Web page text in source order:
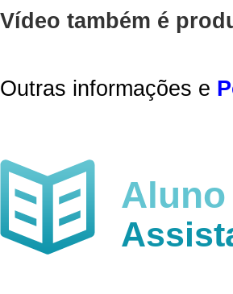
Vídeo também é
Outras informações e
Aluno